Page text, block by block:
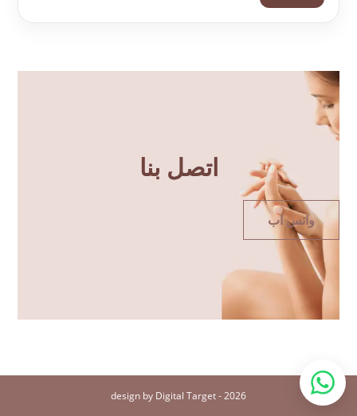
اتصل بنا
واتس اب
2026 - design by Digital Target